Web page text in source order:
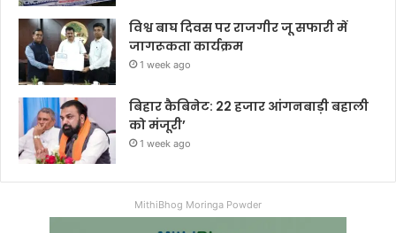
विश्व बाघ दिवस पर राजगीर जू सफारी में
जागरूकता कार्यक्रम
1 week ago
बिहार कैबिनेट: 22 हजार आंगनबाड़ी बहाली
को मंजूरी’
1 week ago
MithiBhog Moringa Powder